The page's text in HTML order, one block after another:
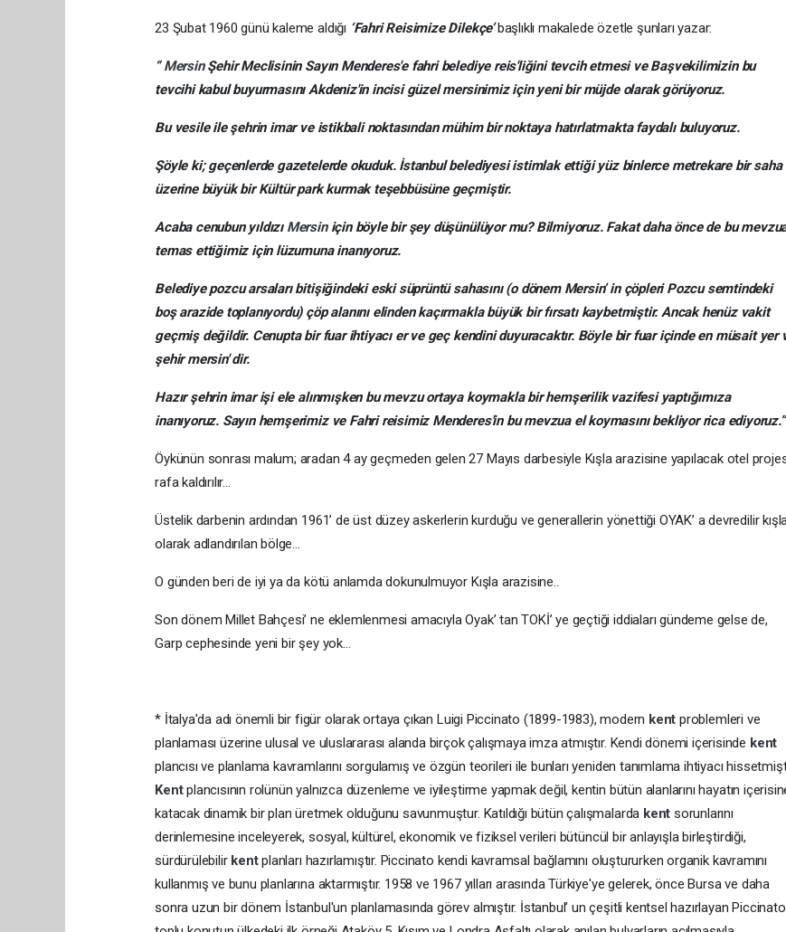
23 Şubat 1960 günü kaleme aldığı ‘Fahri Reisimize Dilekçe’başlıklı makalede özetle şunları yazar:
“MersinŞehir Meclisinin Sayın Menderes'e fahri belediye reis'liğini tevcih etmesi ve Başvekilimizin bu
tevcihi kabul buyurmasını Akdeniz'in incisi güzel mersinimiz için yeni bir müjde olarak görüyoruz.
Bu vesile ile şehrin imar ve istikbali noktasından mühim bir noktaya hatırlatmakta faydalı buluyoruz.
Şöyle ki; geçenlerde gazetelerde okuduk. İstanbul belediyesi istimlak ettiği yüz binlerce metrekare bir saha
üzerine büyük bir Kültür park kurmak teşebbüsüne geçmiştir.
Acaba cenubun yıldızı Mersin için böyle bir şey düşünülüyor mu? Bilmiyoruz. Fakat daha önce de bu
temas ettiğimiz için lüzumuna inanıyoruz.
Belediye pozcu arsaları bitişiğindeki eski süprüntü sahasını (o dönem Mersin’ in çöpleri Pozcu semtindeki
boş arazide toplanıyordu) çöp alanını elinden kaçırmakla büyük bir fırsatı kaybetmiştir. Ancak henüz vakit
geçmiş değildir. Cenupta bir fuar ihtiyacı er ve geç kendini duyuracaktır. Böyle bir fuar içinde en müsait yer
şehir mersin' dir.
Hazır şehrin imar işi ele alınmışken bu mevzu ortaya koymakla bir hemşerilik vazifesi yaptığımıza
inanıyoruz. Sayın hemşerimiz ve Fahri reisimiz Menderes'in bu mevzua el koymasını bekliyor rica ediyoruz.”
Öykünün sonrası malum; aradan 4 ay geçmeden gelen 27 Mayıs darbesiyle Kışla arazisine yapılacak otel
rafa kaldırılır…
Üstelik darbenin ardından 1961’ de üst düzey askerlerin kurduğu ve generallerin yönettiği OYAK’ a devredilir
olarak adlandırılan bölge…
O günden beri de iyi ya da kötü anlamda dokunulmuyor Kışla arazisine..
Son dönem Millet Bahçesi’ ne eklemlenmesi amacıyla Oyak’ tan TOKİ’ ye geçtiği iddiaları gündeme gelse de,
Garp cephesinde yeni bir şey yok…
* İtalya'da adı önemli bir figür olarak ortaya çıkan Luigi Piccinato (1899-1983), modern kentproblemleri ve
planlaması üzerine ulusal ve uluslararası alanda birçok çalışmaya imza atmıştır. Kendi dönemi içerisinde kent
plancısı ve planlama kavramlarını sorgulamış ve özgün teorileri ile bunları yeniden tanımlama ihtiyacı
Kentplancısının rolünün yalnızca düzenleme ve iyileştirme yapmak değil, kentin bütün alanlarını hayatın
katacak dinamik bir plan üretmek olduğunu savunmuştur. Katıldığı bütün çalışmalarda kent sorunlarını
derinlemesine inceleyerek, sosyal, kültürel, ekonomik ve fiziksel verileri bütüncül bir anlayışla birleştirdiği,
sürdürülebilir kentplanları hazırlamıştır. Piccinato kendi kavramsal bağlamını oluştururken organik kavramını
kullanmış ve bunu planlarına aktarmıştır. 1958 ve 1967 yılları arasında Türkiye'ye gelerek, önce Bursa ve daha
sonra uzun bir dönem İstanbul'un planlamasında görev almıştır. İstanbul’ un çeşitli kentsel hazırlayan Piccinato